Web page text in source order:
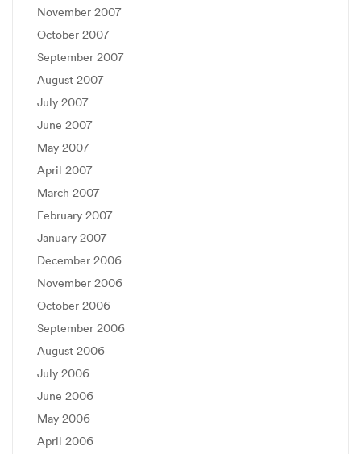
November 2007
October 2007
September 2007
August 2007
July 2007
June 2007
May 2007
April 2007
March 2007
February 2007
January 2007
December 2006
November 2006
October 2006
September 2006
August 2006
July 2006
June 2006
May 2006
April 2006